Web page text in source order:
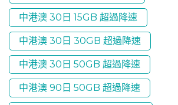
中港澳 30日 15GB 超過降速
中港澳 30日 30GB 超過降速
中港澳 30日 50GB 超過降速
中港澳 90日 50GB 超過降速